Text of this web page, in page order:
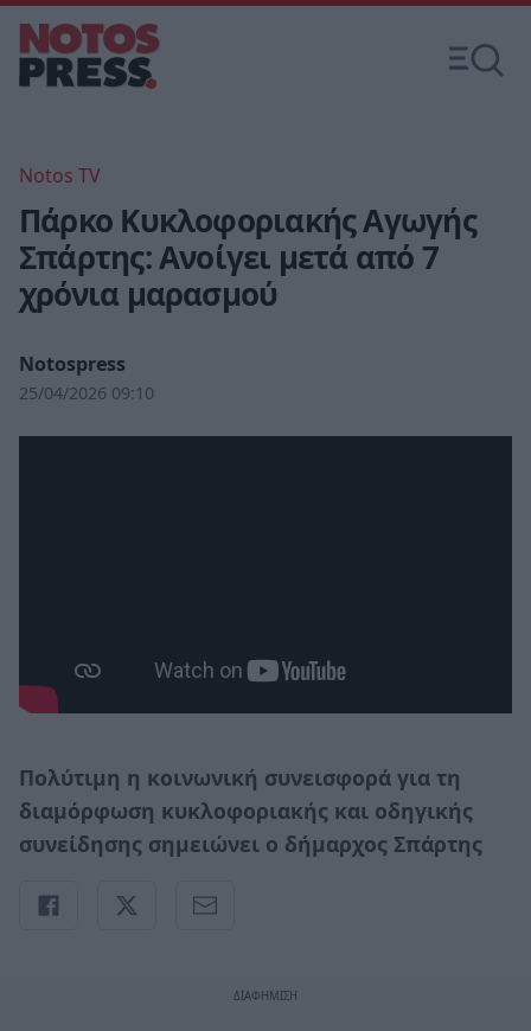
Notos TV
Πάρκο Κυκλοφοριακής Αγωγής
Σπάρτης: Ανοίγει μετά από 7
χρόνια μαρασμού
Notospress
25/04/2026 09:10
Πολύτιμη η κοινωνική συνεισφορά για τη
διαμόρφωση κυκλοφοριακής και οδηγικής
συνείδησης σημειώνει ο δήμαρχος Σπάρτης